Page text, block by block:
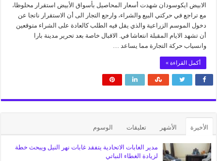
الابيض ايكوسودان شهدت أسعار المحاصيل بأسواق الأبيض استقرار محلوظا،
مع تراجع في حركتي البيع والشراء، وارجع التجار الى أن الاستقرار ناتجا عن
دخول الموسم الزراعية والذي يقل فيه الطلب كالعادة على الشراء متوقعين
أن تشهد الايام المقبلة انتعاشا في. الاقبال خاصة بعد تحرير مدينة بارا
وانسياب حركة التجارة مما يساعد …
أكمل القراءة »
الأخيرة الأشهر تعليقات الوسوم
مدير الغابات الاتحادية يتفقد غابات نهر النيل ويبحث خطة
لزيادة الغطاء النباتي